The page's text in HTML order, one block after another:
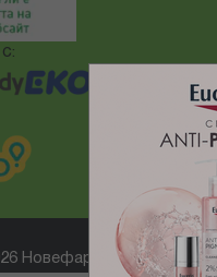
Новефарм ® Всички